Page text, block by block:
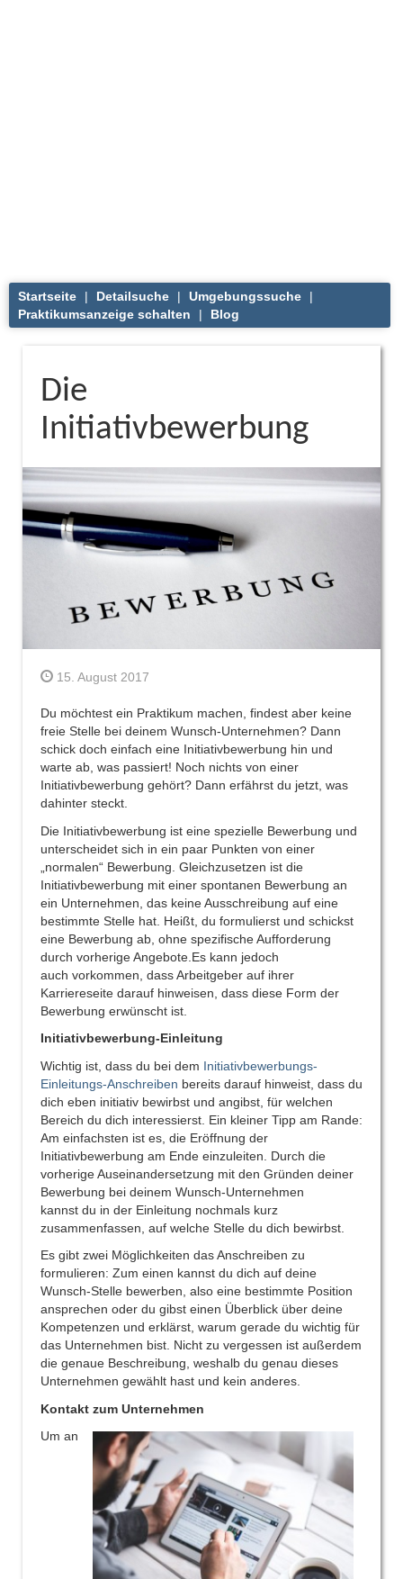
Startseite | Detailsuche | Umgebungssuche
|
Praktikumsanzeige schalten
| Blog
Die
Initiativbewerbung
15. August 2017
Du möchtest ein Praktikum machen, findest aber keine
freie Stelle bei deinem Wunsch-Unternehmen? Dann
schick doch einfach eine Initiativbewerbung hin und
warte ab, was passiert! Noch nichts von einer
Initiativbewerbung gehört? Dann erfährst du jetzt, was
dahinter steckt.
Die Initiativbewerbung ist eine spezielle Bewerbung und
unterscheidet sich in ein paar Punkten von einer
„normalen“ Bewerbung. Gleichzusetzen ist die
Initiativbewerbung mit einer spontanen Bewerbung an
ein Unternehmen, das keine Ausschreibung auf eine
bestimmte Stelle hat. Heißt, du formulierst und schickst
eine Bewerbung ab, ohne spezifische Aufforderung
durch vorherige Angebote.Es kann jedoch
auch vorkommen, dass Arbeitgeber auf ihrer
Karriereseite darauf hinweisen, dass diese Form der
Bewerbung erwünscht ist.
Initiativbewerbung-Einleitung
Wichtig ist, dass du bei dem Initiativbewerbungs-
Einleitungs-Anschreiben bereits darauf hinweist, dass du
dich eben initiativ bewirbst und angibst, für welchen
Bereich du dich interessierst. Ein kleiner Tipp am Rande:
Am einfachsten ist es, die Eröffnung der
Initiativbewerbung am Ende einzuleiten. Durch die
vorherige Auseinandersetzung mit den Gründen deiner
Bewerbung bei deinem Wunsch-Unternehmen
kannst du in der Einleitung nochmals kurz
zusammenfassen, auf welche Stelle du dich bewirbst.
Es gibt zwei Möglichkeiten das Anschreiben zu
formulieren: Zum einen kannst du dich auf deine
Wunsch-Stelle bewerben, also eine bestimmte Position
ansprechen oder du gibst einen Überblick über deine
Kompetenzen und erklärst, warum gerade du wichtig für
das Unternehmen bist. Nicht zu vergessen ist außerdem
die genaue Beschreibung, weshalb du genau dieses
Unternehmen gewählt hast und kein anderes.
Kontakt zum Unternehmen
Um an